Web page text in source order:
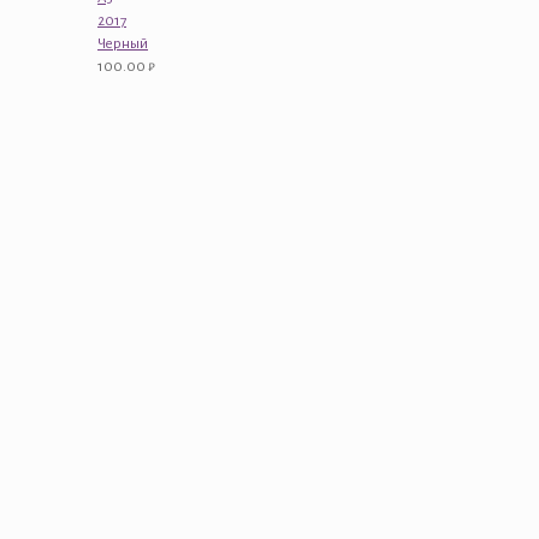
2017
Черный
100.00 ₽